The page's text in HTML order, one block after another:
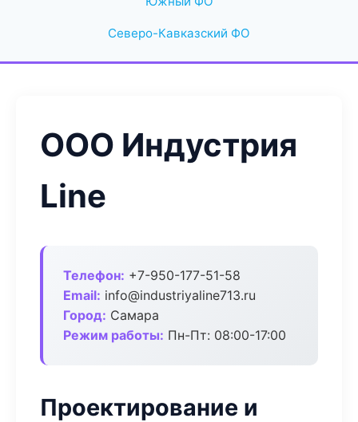
Северо-Кавказский ФО
ООО Индустрия
Line
Телефон: +7-950-177-51-58
Email: info@industriyaline713.ru
Город: Самара
Режим работы: Пн-Пт: 08:00-17:00
Проектирование и